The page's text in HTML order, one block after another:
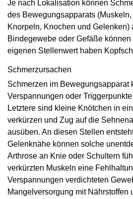
Je nach Lokalisation können
des Bewegungsapparats
Knorpeln, Knochen und Gelenken)
Bindegewebe oder Gefäße
eigenen Stellenwert haben
Schmerzursachen
Schmerzen im Bewegungsapparat
Verspannungen oder
Letztere sind kleine Knötchen in
verkürzen und Zug auf die
ausüben. An diesen Stellen
Gelenknähe können solche
Arthrose an Knie oder Schultern
verkürzten Muskeln eine
Verspannungen verdichteten
Mangelversorgung mit Nährstoffen